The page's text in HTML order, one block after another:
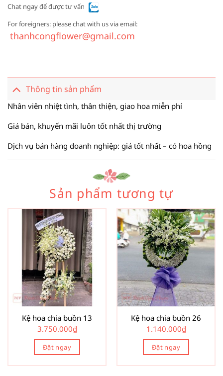
Chat ngay để được tư vấn
For foreigners: please chat with us via email:
thanhcongflower@gmail.com
Thông tin sản phẩm
Nhân viên nhiệt tình, thân thiện, giao hoa miễn phí
Giá bán, khuyến mãi luôn tốt nhất thị trường
Dịch vụ bán hàng doanh nghiệp: giá tốt nhất – có hoa hồng
Sản phẩm tương tự
Kệ hoa chia buồn 13
3.750.000₫
Đặt ngay
Kệ hoa chia buồn 26
1.140.000₫
Đặt ngay